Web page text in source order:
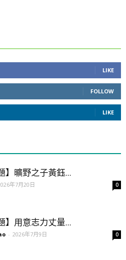
LIKE
FOLLOW
LIKE
】曠野之子黃鈺...
年7月20日 0
】用意志力丈量...
- 2026年7月9日 0